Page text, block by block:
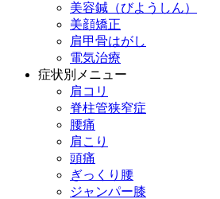
美容鍼（びようしん）
美顔矯正
肩甲骨はがし
電気治療
症状別メニュー
肩コリ
脊柱管狭窄症
腰痛
肩こり
頭痛
ぎっくり腰
ジャンパー膝